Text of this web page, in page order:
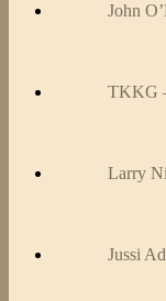
John
TKKG
Larry
Jussi